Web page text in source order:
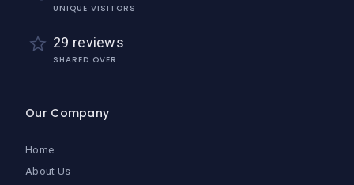
UNIQUE VISITORS
29 reviews
SHARED OVER
Our Company
Home
About Us